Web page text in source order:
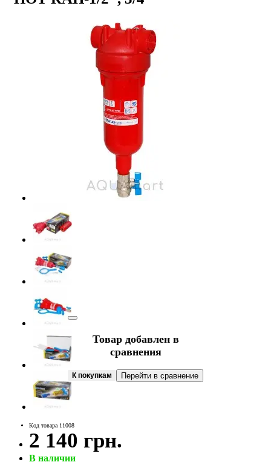
Код товара 11008
2 140 грн.
В наличии
Товар добавлен в
сравнения
К покупкам Перейти в сравнение